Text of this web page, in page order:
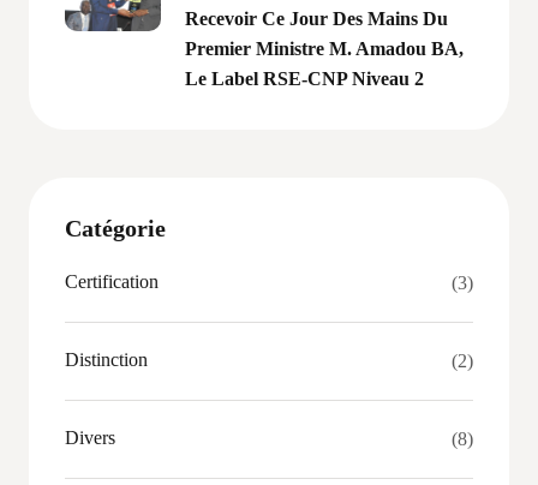
Recevoir Ce Jour Des Mains Du
Premier Ministre M. Amadou BA,
Le Label RSE-CNP Niveau 2
Catégorie
Certification (3)
Distinction (2)
Divers (8)